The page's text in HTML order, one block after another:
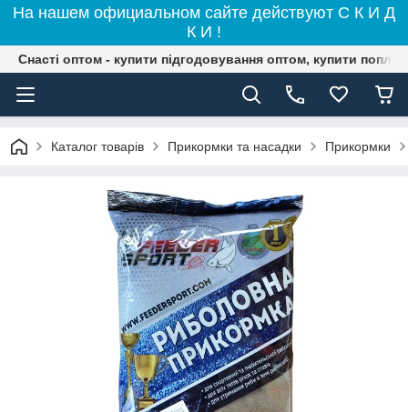
На нашем официальном сайте действуют С К И Д
К И !
Снасті оптом - купити підгодовування оптом, купити
Каталог товарів Прикормки та насадки Прикормки